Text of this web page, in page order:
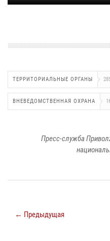
ТЕРРИТОРИАЛЬНЫЕ ОРГАНЫ
ВНЕВЕДОМСТВЕННАЯ ОХРАНА
Пресс-служба
← Предыдущая